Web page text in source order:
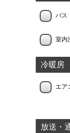
バス
室内
冷暖房
エア
放送・